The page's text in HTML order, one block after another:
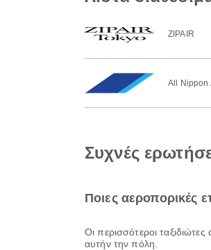
ZIPAIR
All Nippon
Συχνές
Ποιες αεροπορικές
Οι περισσότεροι
αυτήν την πόλη.